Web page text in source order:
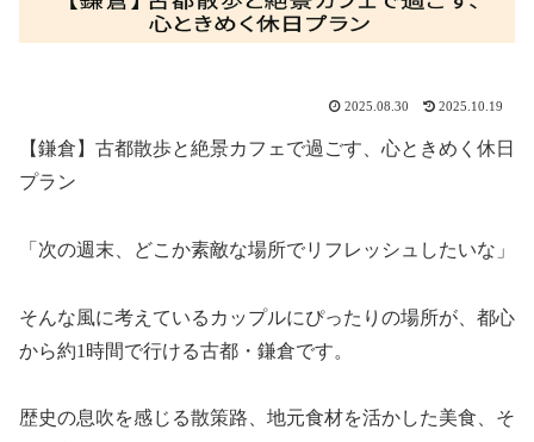
2025.08.30 2025.10.19
【鎌倉】古都散歩と絶景カフェで過ごす、心ときめく休日
プラン
「次の週末、どこか素敵な場所でリフレッシュしたいな」
そんな風に考えているカップルにぴったりの場所が、都心
から約1時間で行ける古都・鎌倉です。
歴史の息吹を感じる散策路、地元食材を活かした美食、そ